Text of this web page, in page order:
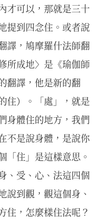
才可以，那就是三十
提到四念住。或者說
譯，鳩摩羅什法師翻
所成地〉是《瑜伽師
翻譯，他是新的翻
住）。「處」，就是
身體住的地方，我們
不是說身體，是說你
「住」是這樣意思。
、受、心、法這四個
說到觀，觀這個身、
住，怎麼樣住法呢？